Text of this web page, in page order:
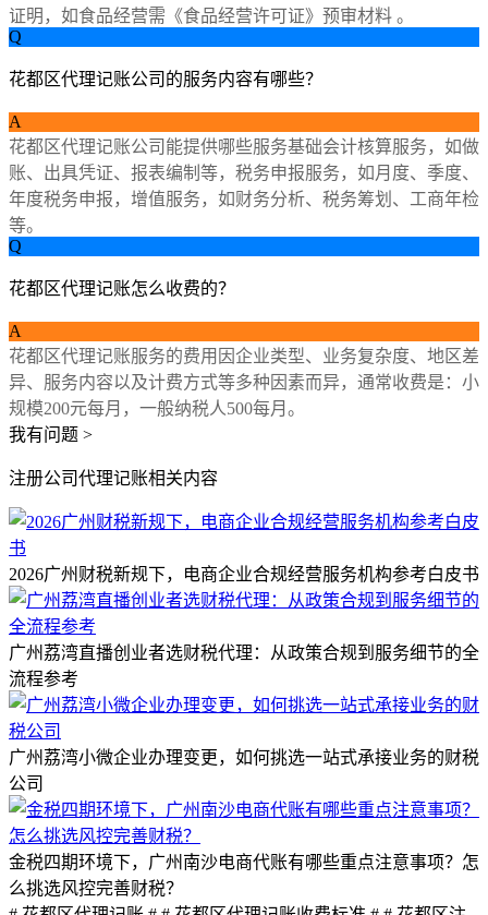
证明，如食品经营需《食品经营许可证》预审材料 。
Q
花都区代理记账公司的服务内容有哪些？
A
花都区代理记账公司能提供哪些服务基础会计核算服务，如做
账、出具凭证、报表编制等，税务申报服务，如月度、季度、
年度税务申报，增值服务，如财务分析、税务筹划、工商年检
等。
Q
花都区代理记账怎么收费的？
A
花都区代理记账服务的费用因企业类型、业务复杂度、地区差
异、服务内容以及计费方式等多种因素而异，通常收费是：小
规模200元每月，一般纳税人500每月。
我有问题 >
注册公司代理记账相关内容
2026广州财税新规下，电商企业合规经营服务机构参考白皮书
广州荔湾直播创业者选财税代理：从政策合规到服务细节的全
流程参考
广州荔湾小微企业办理变更，如何挑选一站式承接业务的财税
公司
金税四期环境下，广州南沙电商代账有哪些重点注意事项？怎
么挑选风控完善财税？